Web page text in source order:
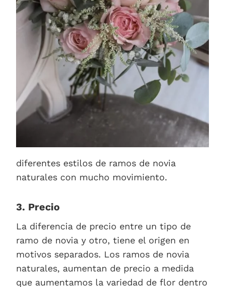
diferentes estilos de ramos de novia
naturales con mucho movimiento.
3. Precio
La diferencia de precio entre un tipo de
ramo de novia y otro, tiene el origen en
motivos separados. Los ramos de novia
naturales, aumentan de precio a medida
que aumentamos la variedad de flor dentro